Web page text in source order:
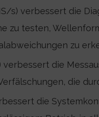
s) verbessert die
zu testen,
zu
verbessert die
die
die